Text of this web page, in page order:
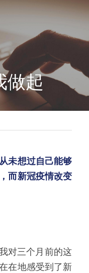
做起
未想过自己能够
而新冠疫情改变
对三个月前的这
在地感受到了新